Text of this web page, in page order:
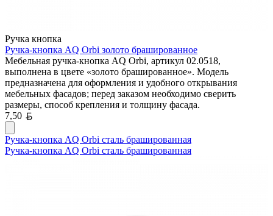
Ручка кнопка
Ручка-кнопка AQ Orbi золото брашированное
Мебельная ручка-кнопка AQ Orbi, артикул 02.0518,
выполнена в цвете «золото брашированное». Модель
предназначена для оформления и удобного открывания
мебельных фасадов; перед заказом необходимо сверить
размеры, способ крепления и толщину фасада.
7,50
Ручка-кнопка AQ Orbi сталь брашированная
Ручка-кнопка AQ Orbi сталь брашированная